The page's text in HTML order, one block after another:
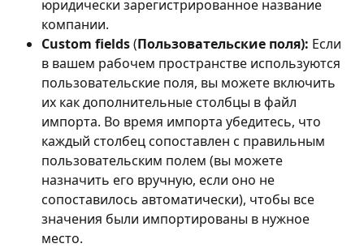
юридически зарегистрированное название
компании.
Сustom fields (Пользовательские поля): Если
в вашем рабочем пространстве используются
пользовательские поля, вы можете включить
их как дополнительные столбцы в файл
импорта. Во время импорта убедитесь, что
каждый столбец сопоставлен с правильным
пользовательским полем (вы можете
назначить его вручную, если оно не
сопоставилось автоматически), чтобы все
значения были импортированы в нужное
место.